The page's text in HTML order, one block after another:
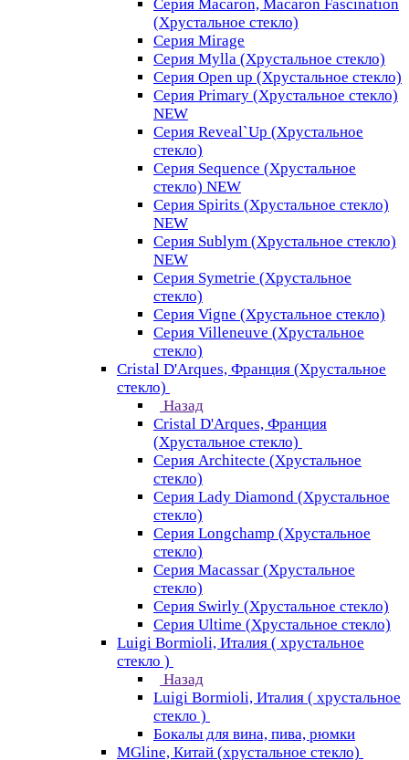
Серия Macaron, Macaron Fascination
(Хрустальное стекло)
Серия Mirage
Серия Mylla (Хрустальное стекло)
Серия Open up (Хрустальное стекло)
Серия Primary (Хрустальное стекло)
NEW
Серия Reveal`Up (Хрустальное
стекло)
Серия Sequence (Хрустальное
стекло) NEW
Серия Spirits (Хрустальное стекло)
NEW
Серия Sublym (Хрустальное стекло)
NEW
Серия Symetrie (Хрустальное
стекло)
Серия Vigne (Хрустальное стекло)
Серия Villeneuve (Хрустальное
стекло)
Cristal D'Arques, Франция (Хрустальное
стекло)
Назад
Cristal D'Arques, Франция
(Хрустальное стекло)
Серия Architecte (Хрустальное
стекло)
Серия Lady Diamond (Хрустальное
стекло)
Серия Longchamp (Хрустальное
стекло)
Серия Macassar (Хрустальное
стекло)
Серия Swirly (Хрустальное стекло)
Серия Ultime (Хрустальное стекло)
Luigi Bormioli, Италия ( хрустальное
стекло )
Назад
Luigi Bormioli, Италия ( хрустальное
стекло )
Бокалы для вина, пива, рюмки
MGline, Китай (хрустальное стекло)